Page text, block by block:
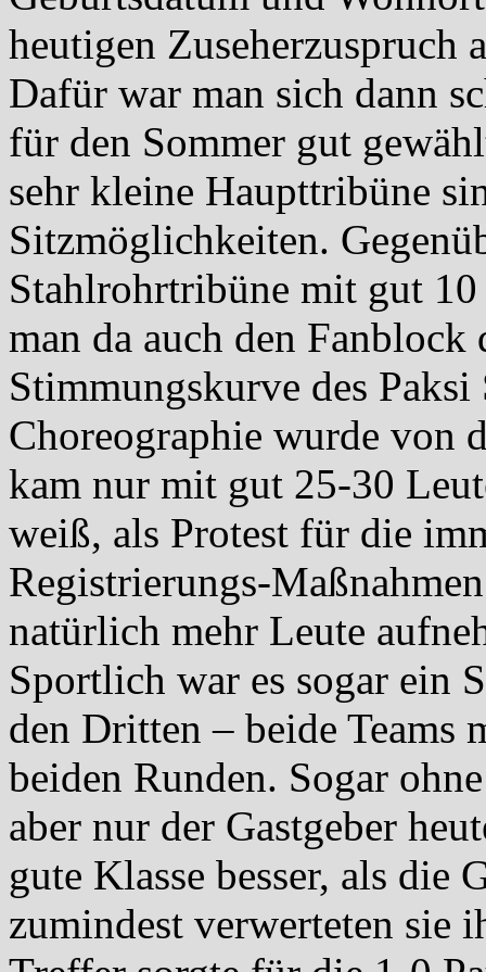
heutigen Zuseherzuspruch
Dafür war man sich dann
für den Sommer gut
sehr kleine Haupttribüne
Sitzmöglichkeiten.
Stahlrohrtribüne mit gut
man da auch den
Stimmungskurve des
Choreographie wurde von
kam nur mit gut 25-30
weiß, als Protest für die
Registrierungs-
natürlich mehr Leute
Sportlich war es sogar ein
den Dritten – beide Teams
beiden Runden. Sogar
aber nur der Gastgeber
gute Klasse besser, als die
zumindest verwerteten sie